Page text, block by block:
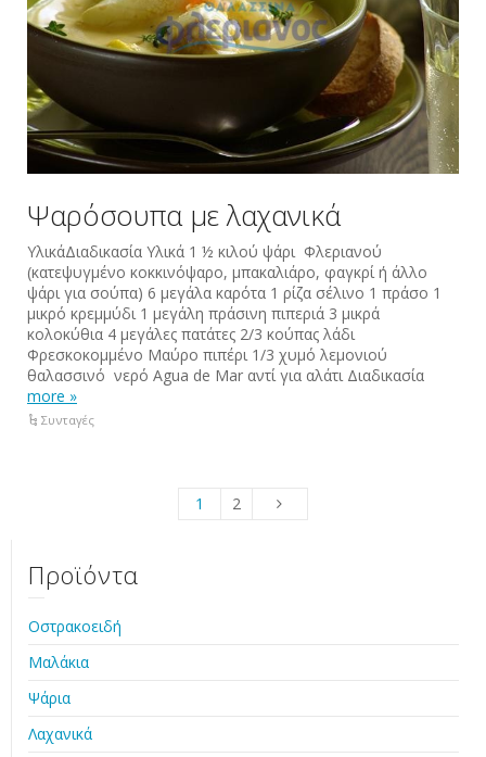
Ψαρόσουπα με λαχανικά
ΥλικάΔιαδικασία Υλικά 1 ½ κιλού ψάρι Φλεριανού
(κατεψυγμένο κοκκινόψαρο, μπακαλιάρο, φαγκρί ή άλλο
ψάρι για σούπα) 6 μεγάλα καρότα 1 ρίζα σέλινο 1 πράσο 1
μικρό κρεμμύδι 1 μεγάλη πράσινη πιπεριά 3 μικρά
κολοκύθια 4 μεγάλες πατάτες 2/3 κούπας λάδι
Φρεσκοκομμένο Μαύρο πιπέρι 1/3 χυμό λεμονιού
θαλασσινό νερό Αgua de Mar αντί για αλάτι Διαδικασία
more »
Συνταγές
1 2
Προϊόντα
Οστρακοειδή
Μαλάκια
Ψάρια
Λαχανικά